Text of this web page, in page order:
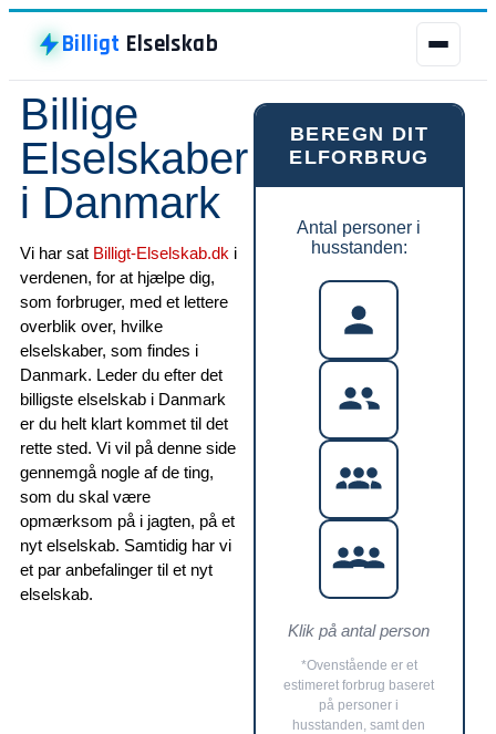
Billigt Elselskab
BilligtElselskab
BILLIGT ELSELSKAB
GRØN STRØM
BILLIG STRØM
LADESTANDER
NATURGAS
BYER
OM
Billige
Elselskaber
i Danmark
Vi har sat Billigt-Elselskab.dk i
verdenen, for at hjælpe dig,
som forbruger, med et lettere
overblik over, hvilke
elselskaber, som findes i
Danmark. Leder du efter det
billigste elselskab i Danmark
er du helt klart kommet til det
rette sted. Vi vil på denne side
gennemgå nogle af de ting,
som du skal være
opmærksom på i jagten, på et
nyt elselskab. Samtidig har vi
et par anbefalinger til et nyt
elselskab.
BEREGN DIT
ELFORBRUG
Antal personer i
husstanden:
Klik på antal person
*Ovenstående er et
estimeret forbrug baseret
på personer i
husstanden, samt den